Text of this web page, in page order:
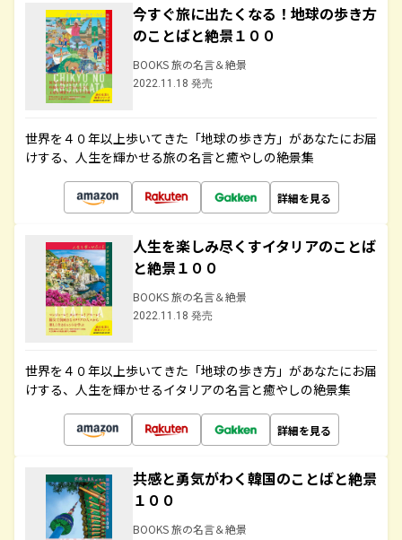
今すぐ旅に出たくなる！地球の歩き方
のことばと絶景１００
BOOKS 旅の名言＆絶景
2022.11.18 発売
世界を４０年以上歩いてきた「地球の歩き方」があなたにお届
けする、人生を輝かせる旅の名言と癒やしの絶景集
詳細を見る
人生を楽しみ尽くすイタリアのことば
と絶景１００
BOOKS 旅の名言＆絶景
2022.11.18 発売
世界を４０年以上歩いてきた「地球の歩き方」があなたにお届
けする、人生を輝かせるイタリアの名言と癒やしの絶景集
詳細を見る
共感と勇気がわく韓国のことばと絶景
１００
BOOKS 旅の名言＆絶景